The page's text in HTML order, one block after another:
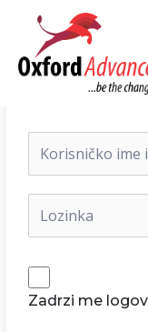
Dobrodošli
Zadrzi me